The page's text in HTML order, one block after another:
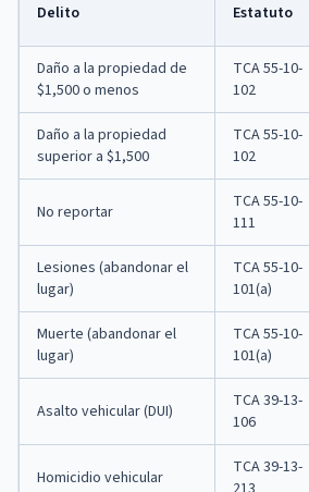
Delito Estatuto
Daño a la propiedad de
$1,500 o menos
TCA 55-10-
102
Daño a la propiedad
superior a $1,500
TCA 55-10-
102
No reportar
TCA 55-10-
111
Lesiones (abandonar el
lugar)
TCA 55-10-
101(a)
Muerte (abandonar el
lugar)
TCA 55-10-
101(a)
Asalto vehicular (DUI)
TCA 39-13-
106
Homicidio vehicular
TCA 39-13-